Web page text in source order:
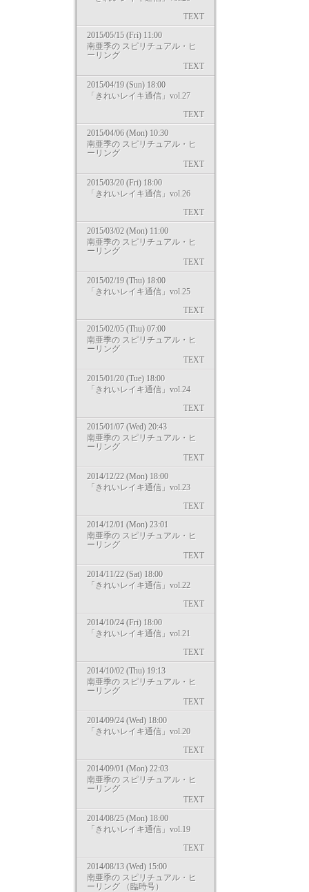
TEXT
2015/05/15 (Fri) 11:00
南亜季の スピリチュアル・ヒ
ーリング
TEXT
2015/04/19 (Sun) 18:00
「きれいレイキ通信」vol.27
TEXT
2015/04/06 (Mon) 10:30
南亜季の スピリチュアル・ヒ
ーリング
TEXT
2015/03/20 (Fri) 18:00
「きれいレイキ通信」vol.26
TEXT
2015/03/02 (Mon) 11:00
南亜季の スピリチュアル・ヒ
ーリング
TEXT
2015/02/19 (Thu) 18:00
「きれいレイキ通信」vol.25
TEXT
2015/02/05 (Thu) 07:00
南亜季の スピリチュアル・ヒ
ーリング
TEXT
2015/01/20 (Tue) 18:00
「きれいレイキ通信」vol.24
TEXT
2015/01/07 (Wed) 20:43
南亜季の スピリチュアル・ヒ
ーリング
TEXT
2014/12/22 (Mon) 18:00
「きれいレイキ通信」vol.23
TEXT
2014/12/01 (Mon) 23:01
南亜季の スピリチュアル・ヒ
ーリング
TEXT
2014/11/22 (Sat) 18:00
「きれいレイキ通信」vol.22
TEXT
2014/10/24 (Fri) 18:00
「きれいレイキ通信」vol.21
TEXT
2014/10/02 (Thu) 19:13
南亜季の スピリチュアル・ヒ
ーリング
TEXT
2014/09/24 (Wed) 18:00
「きれいレイキ通信」vol.20
TEXT
2014/09/01 (Mon) 22:03
南亜季の スピリチュアル・ヒ
ーリング
TEXT
2014/08/25 (Mon) 18:00
「きれいレイキ通信」vol.19
TEXT
2014/08/13 (Wed) 15:00
南亜季の スピリチュアル・ヒ
ーリング （臨時号）